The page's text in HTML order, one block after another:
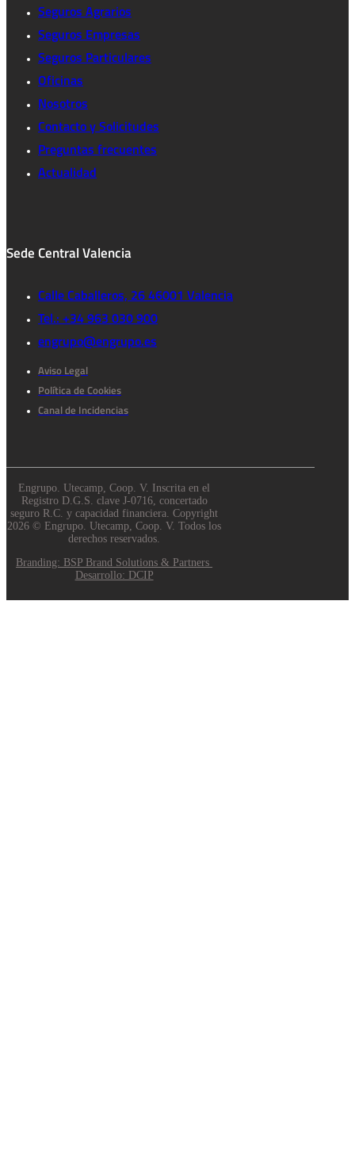
Seguros Agrarios
Seguros Empresas
Seguros Particulares
Oficinas
Nosotros
Contacto y Solicitudes
Preguntas frecuentes
Actualidad
Sede Central Valencia
Calle Caballeros, 26 46001 Valencia
Tel.: +34 963 030 900
engrupo@engrupo.es
Aviso Legal
Política de Cookies
Canal de Incidencias
Engrupo. Utecamp, Coop. V. Inscrita en el
Registro D.G.S. clave J-0716, concertado
seguro R.C. y capacidad financiera. Copyright
2026 © Engrupo. Utecamp, Coop. V. Todos los
derechos reservados.
Branding: BSP Brand Solutions & Partners
Desarrollo: DCIP